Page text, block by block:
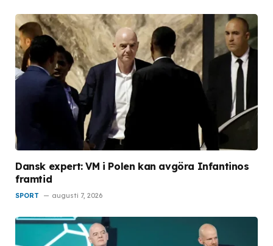
Dansk expert: VM i Polen kan avgöra Infantinos
framtid
SPORT augusti 7, 2026